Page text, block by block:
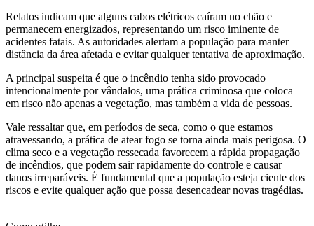
Relatos indicam que alguns cabos elétricos caíram no chão e
permanecem energizados, representando um risco iminente de
acidentes fatais. As autoridades alertam a população para manter
distância da área afetada e evitar qualquer tentativa de aproximação.
A principal suspeita é que o incêndio tenha sido provocado
intencionalmente por vândalos, uma prática criminosa que coloca
em risco não apenas a vegetação, mas também a vida de pessoas.
Vale ressaltar que, em períodos de seca, como o que estamos
atravessando, a prática de atear fogo se torna ainda mais perigosa. O
clima seco e a vegetação ressecada favorecem a rápida propagação
de incêndios, que podem sair rapidamente do controle e causar
danos irreparáveis. É fundamental que a população esteja ciente dos
riscos e evite qualquer ação que possa desencadear novas tragédias.